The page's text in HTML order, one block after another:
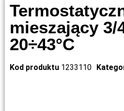
mieszający 3/
20÷43°C
Kod produktu 1233110